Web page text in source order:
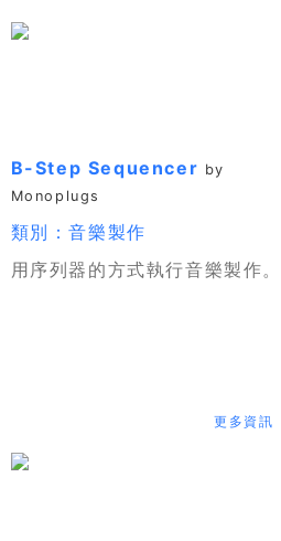
B-Step Sequencer by
Monoplugs
類別：音樂製作
用序列器的方式執行音樂製作。
更多資訊